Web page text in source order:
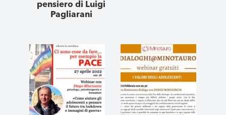
pensiero di Luigi
Pagliarani